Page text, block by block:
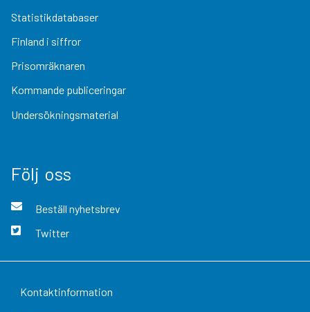
Statistikdatabaser
Finland i siffror
Prisomräknaren
Kommande publiceringar
Undersökningsmaterial
Följ oss
Beställ nyhetsbrev
Twitter
Kontaktinformation